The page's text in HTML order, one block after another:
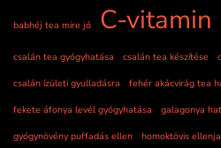
babhéj tea mire jó C-vitamin
csalán tea gyógyhatása csalán tea készítése
csalán ízületi gyulladásra
fehér akácvirág tea
fekete áfonya levél gyógyhatása
galagonya
gyógynövény puffadás ellen
homoktövis